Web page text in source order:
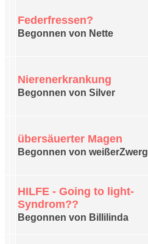
Federfressen?
Begonnen von Nette
Nierenerkrankung
Begonnen von Silver
übersäuerter Magen
Begonnen von weißerZwerg
HILFE - Going to light-
Syndrom??
Begonnen von Billilinda